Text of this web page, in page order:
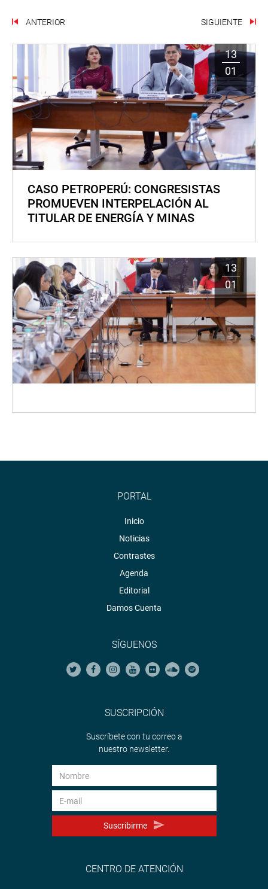
ANTERIOR SIGUIENTE
13
01
CASO PETROPERÚ: CONGRESISTAS
PROMUEVEN INTERPELACIÓN AL
TITULAR DE ENERGÍA Y MINAS
13
01
PORTAL
Inicio
Noticias
Contrastes
Agenda
Editorial
Damos Cuenta
SÍGUENOS
SUSCRIPCIÓN
Suscríbete con tu correo a
nuestro newsletter.
Suscribirme
CENTRO DE ATENCIÓN